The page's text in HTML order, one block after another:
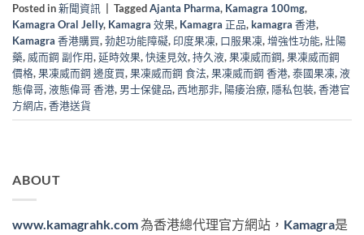
Posted in新聞資訊 | TaggedAjanta Pharma, Kamagra 100mg,
Kamagra Oral Jelly, Kamagra 效果, Kamagra 正品,kamagra 香港,
Kamagra 香港購買,勃起功能障礙, 印度果凍, 口服果凍,增強性功能,壯陽
藥, 威而鋼 副作用,延時效果,快速見效,持久液,果凍威而鋼,果凍威而鋼
價格,果凍威而鋼 邊度買,果凍威而鋼 食法,果凍威而鋼 香港,泰國果凍,液
態偉哥,液態偉哥 香港, 男士保健品,西地那非, 陽痿治療, 隱私包裝,香港官
方網店,香港送貨
ABOUT
www.kamagrahk.com為香港總代理官方網站， Kamagra是